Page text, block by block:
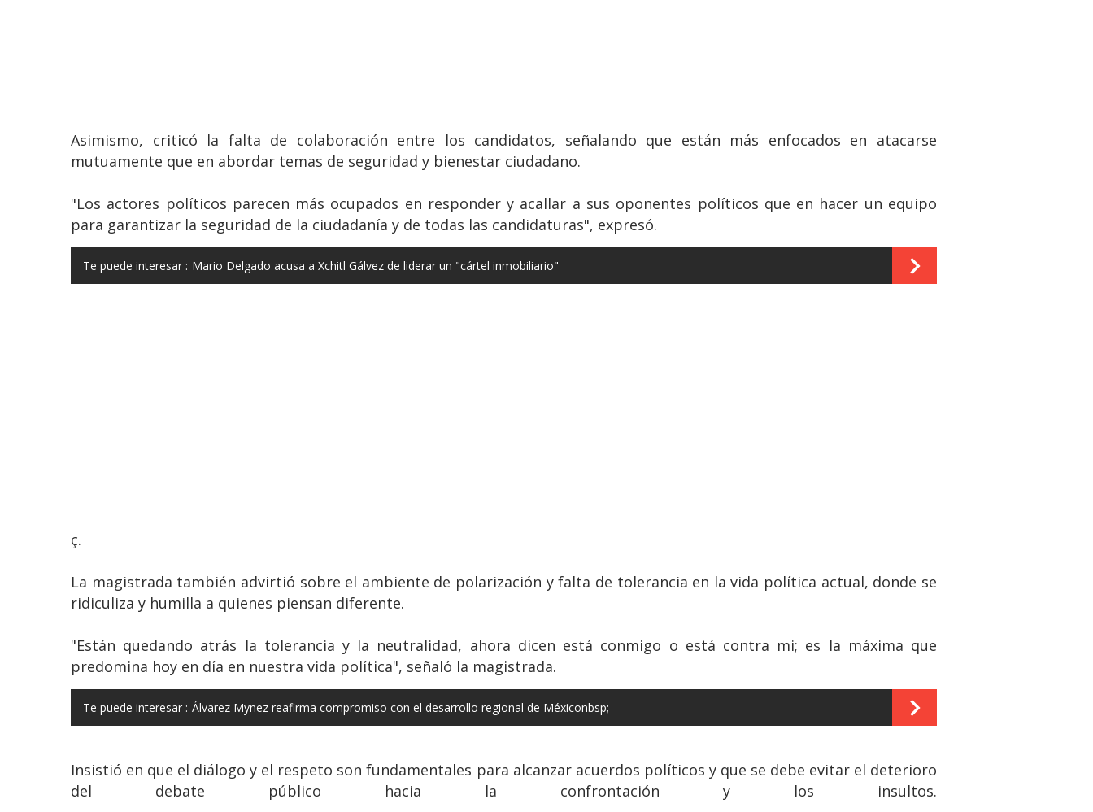
Asimismo, criticó la falta de colaboración entre los candidatos, señalando que están más enfocados en atacarse
mutuamente que en abordar temas de seguridad y bienestar ciudadano.
"Los actores políticos parecen más ocupados en responder y acallar a sus oponentes políticos que en hacer un equipo
para garantizar la seguridad de la ciudadanía y de todas las candidaturas", expresó.
Te puede interesar : Mario Delgado acusa a Xchitl Gálvez de liderar un "cártel inmobiliario"
ç.
La magistrada también advirtió sobre el ambiente de polarización y falta de tolerancia en la vida política actual, donde se
ridiculiza y humilla a quienes piensan diferente.
"Están quedando atrás la tolerancia y la neutralidad, ahora dicen está conmigo o está contra mi; es la máxima que
predomina hoy en día en nuestra vida política", señaló la magistrada.
Te puede interesar : Álvarez Mynez reafirma compromiso con el desarrollo regional de Méxiconbsp;
Insistió en que el diálogo y el respeto son fundamentales para alcanzar acuerdos políticos y que se debe evitar el deterioro
del debate público hacia la confrontación y los insultos.